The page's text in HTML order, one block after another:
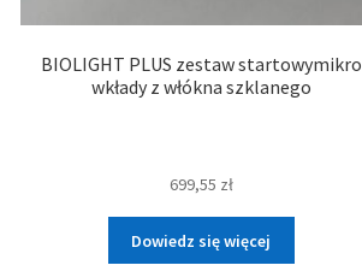
BIOLIGHT PLUS zestaw startowymikro
wkłady z włókna szklanego
699,55 zł
Dowiedz się więcej